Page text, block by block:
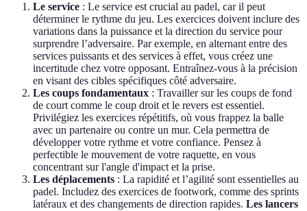
Le service : Le service est crucial au padel, car il peut
déterminer le rythme du jeu. Les exercices doivent inclure des
variations dans la puissance et la direction du service pour
surprendre l’adversaire. Par exemple, en alternant entre des
services puissants et des services à effet, vous créez une
incertitude chez votre opposant. Entraînez-vous à la précision
en visant des cibles spécifiques côté adversaire.
Les coups fondamentaux : Travailler sur les coups de fond
de court comme le coup droit et le revers est essentiel.
Privilégiez les exercices répétitifs, où vous frappez la balle
avec un partenaire ou contre un mur. Cela permettra de
développer votre rythme et votre confiance. Pensez à
perfectible le mouvement de votre raquette, en vous
concentrant sur l'angle d'impact et la prise.
Les déplacements : La rapidité et l’agilité sont essentielles au
padel. Includez des exercices de footwork, comme des sprints
latéraux et des changements de direction rapides. Les lancers